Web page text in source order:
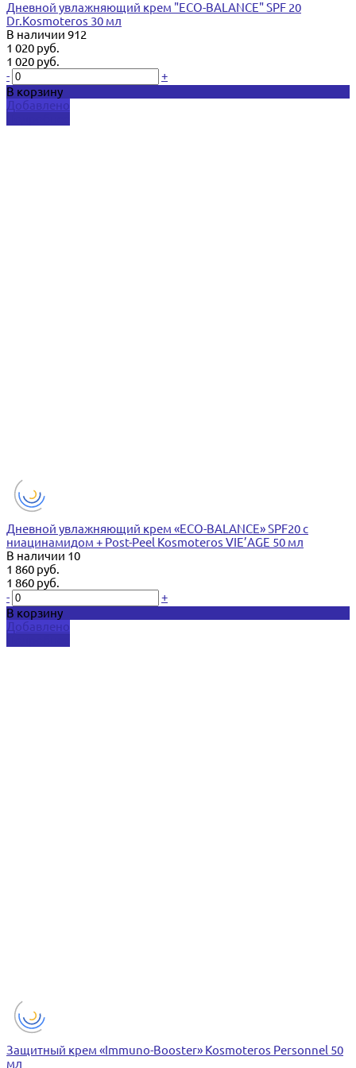
Дневной увлажняющий крем "ECO-BALANCE" SPF 20
Dr.Kosmoteros 30 мл
В наличии 912
1 020 руб.
1 020 руб.
-
+
В корзину
Добавлено
Дневной увлажняющий крем «ECO-BALANCE» SPF20 с
ниацинамидом + Post-Peel Kosmoteros VIE’AGE 50 мл
В наличии 10
1 860 руб.
1 860 руб.
-
+
В корзину
Добавлено
Защитный крем «Immuno-Booster» Kosmoteros Personnel 50
мл